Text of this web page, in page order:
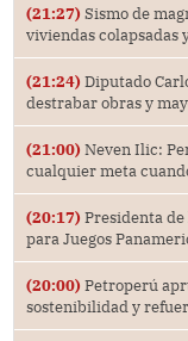
(21:27) Sismo de
viviendas colapsadas
(21:24) Diputado
destrabar obras y
(21:00) Neven Ilic:
cualquier meta
(20:17) Presidenta
para Juegos
(20:00) Petroperú
sostenibilidad y